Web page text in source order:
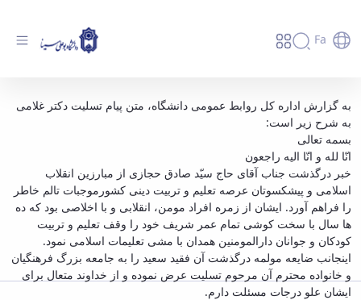
Fa
پیام تسلیت وزیر علوم به مناسبت در گذشت
مرحوم حاج سید صادق حجازی - دانشگاه بوعلی
به گزارش اداره کل روابط عمومی دانشگاه، متن پیام تسلیت دکتر غلامی
به شرح زیر است:
بسمه تعالی
انّا لله و انّا الیه راجعون
خبر درگذشت جناب آقای حاج سیّد صادق حجازی از مبارزین انقلاب
اسلامی و پیشکسوتان عرصه تعلیم و تربیت دینی کشورموجبات تالم خاطر
را فراهم آورد. ایشان از زمره افراد مومن، انقلابی و با اخلاصی بود که ده
ها سال با سخت کوشی تمام عمر شریف خود را وقف تعلیم و تربیت
کودکان و جوانان دارالمومنین همدان با مشی تعلیمات اسلامی نمود.
اینجانب ضایعه مولمه درگذشت آن فقید سعید را به جامعه بزرگ فرهنگیان
و خانواده محترم آن مرحوم تسلیت عرض نموده و از خداوند متعال برای
ایشان علو درجات مسئلت دارم.